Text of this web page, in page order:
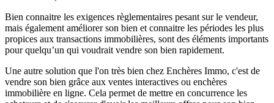
Bien connaitre les exigences règlementaires pesant sur le vendeur,
mais également améliorer son bien et connaitre les périodes les plus
propices aux transactions immobilières, sont des éléments importants
pour quelqu’un qui voudrait vendre son bien rapidement.
Une autre solution que l'on très bien chez Enchères Immo, c'est de
vendre son bien grâce aux ventes interactives ou enchères
immobilière en ligne. Cela permet de mettre en concurrence les